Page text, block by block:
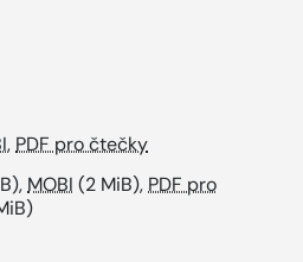
, PDF pro čtečky
MOBI (2 MiB), PDF pro